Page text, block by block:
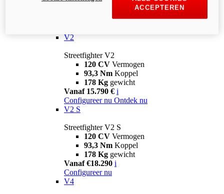
V2
Streetfighter V2
120 CV Vermogen
93,3 Nm Koppel
178 Kg gewicht
Vanaf 15.790 € i
Configureer nu Ontdek nu
V2 S
Streetfighter V2 S
120 CV Vermogen
93,3 Nm Koppel
178 Kg gewicht
Vanaf €18.290 i
Configureer nu
V4
ACCEPTEREN